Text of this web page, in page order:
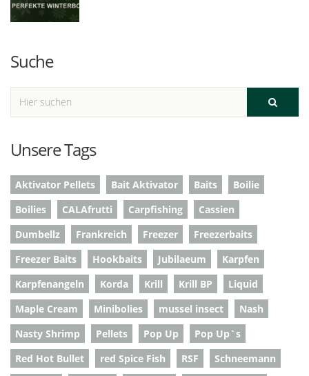
Suche
Unsere Tags
Aktivator Pellets Bait Aktivator Baits
Boilie
Boilies
CALAfrutti Carpfishing
Cassien
Dumbellz
Frankreich Freezer
Freezerbaits
Freezer Baits
Hookbaits Jubilaeum
Karpfen
Karpfenangeln
Korda Krill Krill BP
Liquid
Maple Cream
Minibolies mussel insect
Nash
Nasty Shrimp
Pellets Pop Up
Pop Up`s
Red Hot Bullet
red Spice Fish RSF
Schneemann